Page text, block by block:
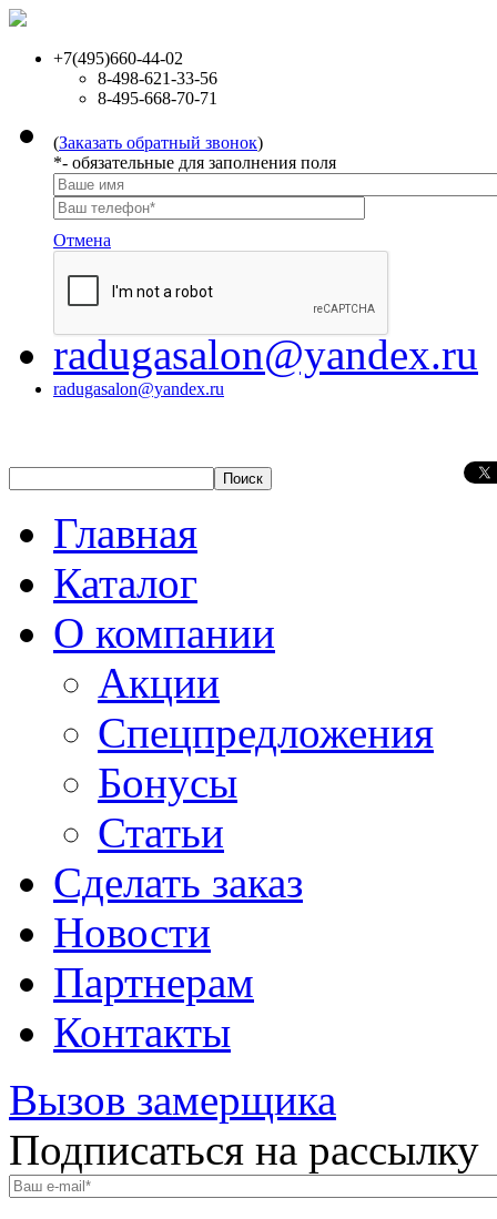
+7(495)660-44-02
8-498-621-33-56
8-495-668-70-71
(Заказать обратный звонок)
*- обязательные для заполнения поля
Отмена
radugasalon@yandex.ru
radugasalon@yandex.ru
Главная
Каталог
О компании
Акции
Спецпредложения
Бонусы
Статьи
Сделать заказ
Новости
Партнерам
Контакты
Вызов замерщика
Подписаться на рассылку